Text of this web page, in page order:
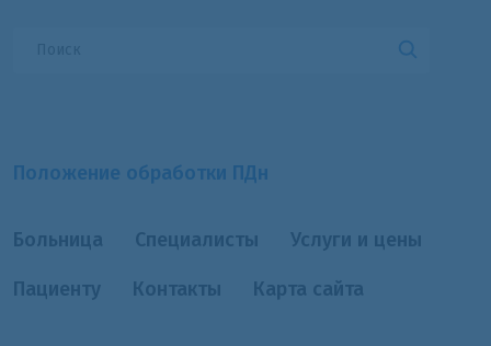
Положение обработки ПДн
Больница Специалисты Услуги и цены
Пациенту Контакты Карта сайта